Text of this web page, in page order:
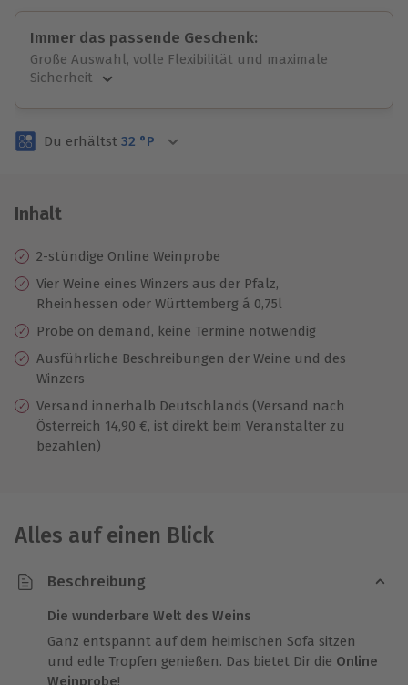
Immer das passende Geschenk:
Große Auswahl, volle Flexibilität und maximale
Sicherheit
Volle Flexibilität
3 Jahre gültig & verlängerbar.
Du erhältst 32 °P
Inhalt
2-stündige Online Weinprobe
Vier Weine eines Winzers aus der Pfalz,
Rheinhessen oder Württemberg á 0,75l
Probe on demand, keine Termine notwendig
Ausführliche Beschreibungen der Weine und des
Winzers
Versand innerhalb Deutschlands (Versand nach
Österreich 14,90 €, ist direkt beim Veranstalter zu
bezahlen)
Alles auf einen Blick
Beschreibung
Die wunderbare Welt des Weins
Ganz entspannt auf dem heimischen Sofa sitzen
und edle Tropfen genießen. Das bietet Dir die Online
Weinprobe!